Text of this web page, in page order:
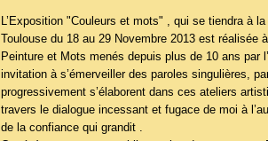
L’Exposition "Couleurs et mots" , qui se tiendra à
Toulouse du 18 au 29 Novembre 2013 est réalisée
Peinture et Mots menés depuis plus de 10 ans par
invitation à s’émerveiller des paroles singulières,
progressivement s’élaborent dans ces ateliers
travers le dialogue incessant et fugace de moi à
de la confiance qui grandit .